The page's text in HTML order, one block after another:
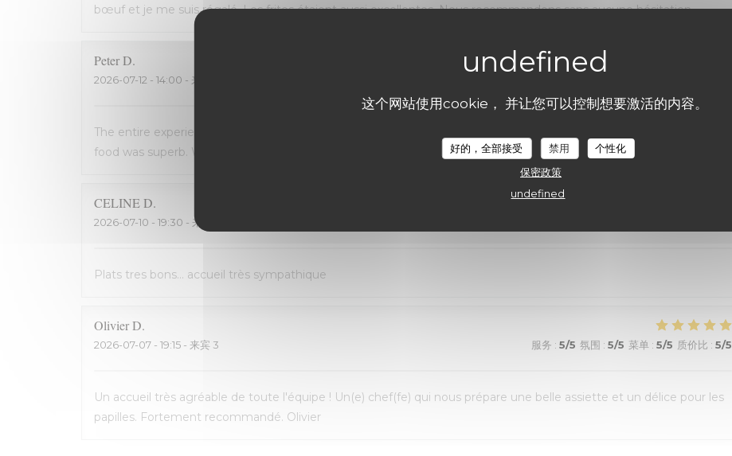
这个网站使用cookie， 并让您可以控制想要激活的内容。
好的，全部接受 禁用
个性化
保密政策
undefined
bœuf et je me suis régalé. Les frites étaient aussi excellentes. Nous recommandons sans aucune hésitation.
PeterD
2026-07-12 - 14:00 - 来宾 2
The entire experience was wonderful: the staff were most helpful, the ambiance was “Old Lille” charm, and the
food was superb. We will definately return the next time we are in Lille
CELINED
2026-07-10 - 19:30 - 来宾 2
Plats tres bons... accueil très sympathique
OlivierD
2026-07-07 - 19:15 - 来宾 3 服务 : 5/5 氛围 : 5/5 菜单: 5/5 质价比 : 5/5
Un accueil très agréable de toute l'équipe ! Un(e) chef(fe) qui nous prépare une belle assiette et un délice pour les
papilles. Fortement recommandé. Olivier